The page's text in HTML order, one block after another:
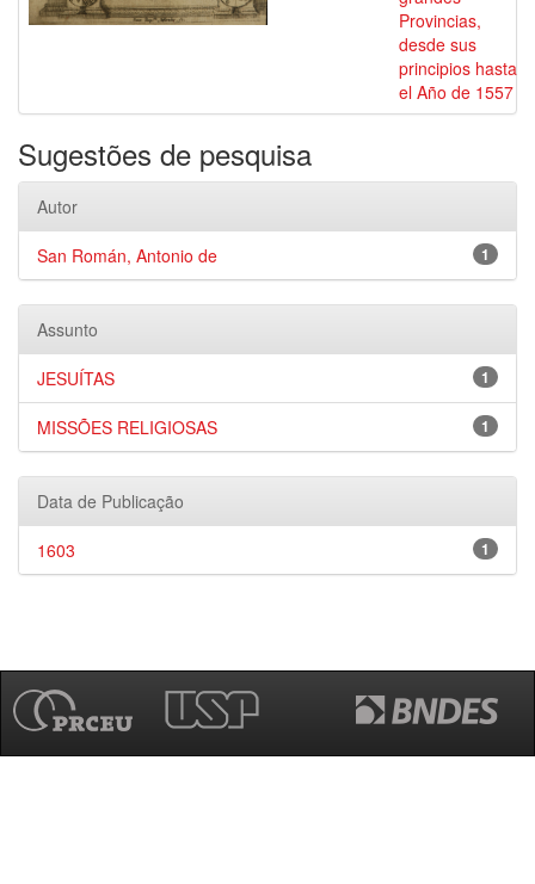
Provincias,
desde sus
principios hasta
el Año de 1557
Sugestões de pesquisa
Autor
1
San Román, Antonio de
Assunto
1
JESUÍTAS
1
MISSÕES RELIGIOSAS
Data de Publicação
1
1603